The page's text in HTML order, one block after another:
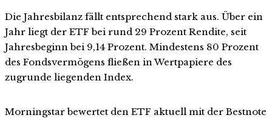
Die Jahresbilanz fällt entsprechend stark aus. Über ein
Jahr liegt der ETF bei rund 29 Prozent Rendite, seit
Jahresbeginn bei 9,14 Prozent. Mindestens 80 Prozent
des Fondsvermögens fließen in Wertpapiere des
zugrunde liegenden Index.
Morningstar bewertet den ETF aktuell mit der Bestnote